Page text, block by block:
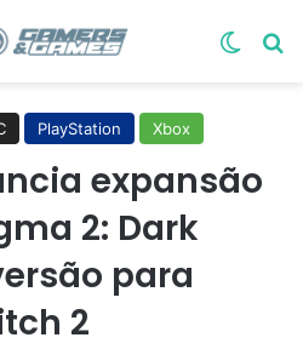
PlayStation Xbox
expansão
2: Dark
para
2